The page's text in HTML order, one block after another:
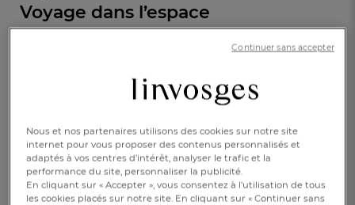
Voyage dans l’espace
En savoir +
2 ans 4 ans 6 ans
8 ans 10 ans
Nous et nos partenaires utilisons des cookies sur notre site
internet pour vous proposer des contenus personnalisés et
adaptés à vos centres d’intérêt, analyser le trafic et la
performance du site, personnaliser la publicité.
En cliquant sur « Accepter », vous consentez à l'utilisation de tous
les cookies placés sur notre site. En cliquant sur « Continuer sans
Continuer sans accepter